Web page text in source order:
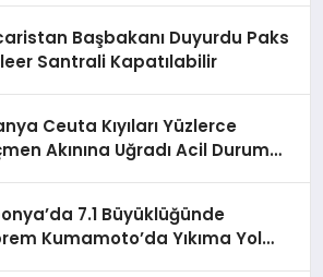
Başbakanı Duyurdu Paks
Santrali Kapatılabilir
Ceuta Kıyıları Yüzlerce
Akınına Uğradı Acil Durum
7.1 Büyüklüğünde
Kumamoto’da Yıkıma Yol